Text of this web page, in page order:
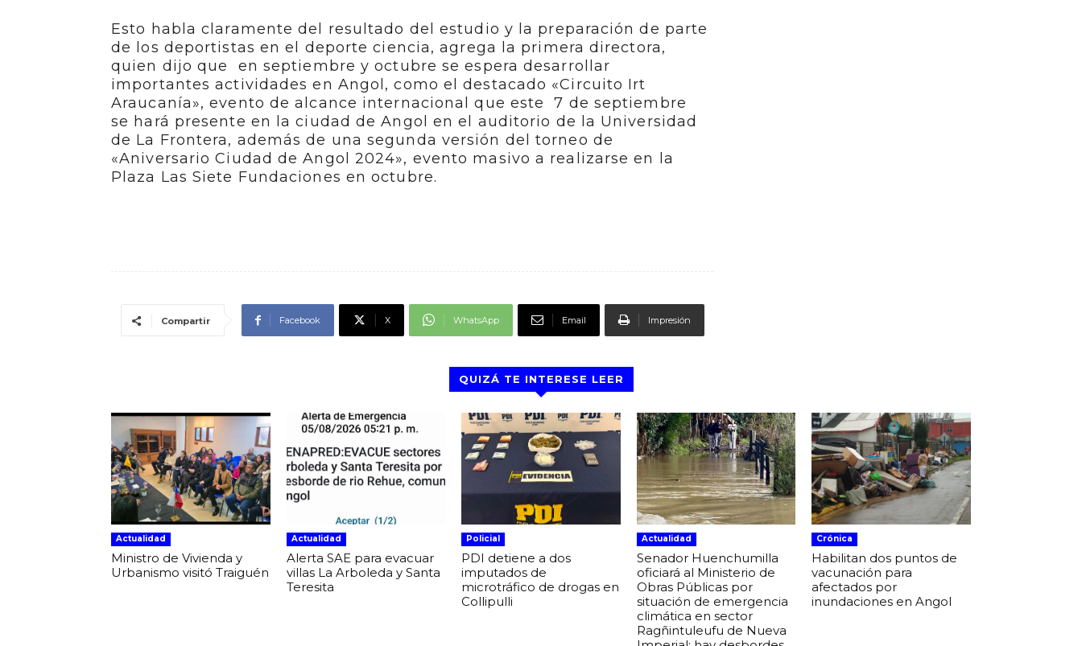
Esto habla claramente del resultado del estudio y la preparación de parte
de los deportistas en el deporte ciencia, agrega la primera directora,
quien dijo que en septiembre y octubre se espera desarrollar
importantes actividades en Angol, como el destacado «Circuito Irt
Araucanía», evento de alcance internacional que este 7 de septiembre
se hará presente en la ciudad de Angol en el auditorio de la Universidad
de La Frontera, además de una segunda versión del torneo de
«Aniversario Ciudad de Angol 2024», evento masivo a realizarse en la
Plaza Las Siete Fundaciones en octubre.
Compartir Facebook X WhatsApp Email Impresión
QUIZÁ TE INTERESE LEER
Actualidad
Ministro de Vivienda y
Urbanismo visitó Traiguén
Actualidad
Alerta SAE para evacuar
villas La Arboleda y Santa
Teresita
Policial
PDI detiene a dos
imputados de
microtráfico de drogas en
Collipulli
Actualidad
Senador Huenchumilla
oficiará al Ministerio de
Obras Públicas por
situación de emergencia
climática en sector
Ragñintuleufu de Nueva
Crónica
Habilitan dos puntos de
vacunación para
afectados por
inundaciones en Angol